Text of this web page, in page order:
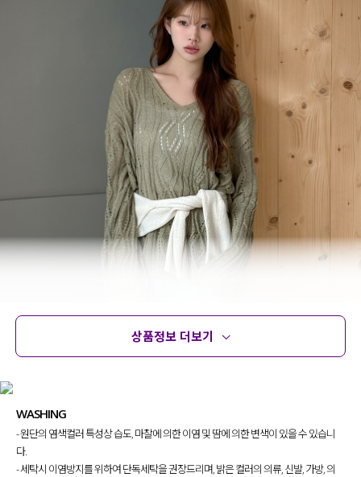
상품정보 더보기
WASHING
- 원단의 염색컬러 특성상 습도, 마찰에 의한 이염 및 땀에 의한 변색이 있을 수 있습니
다.
- 세탁시 이염방지를 위하여 단독세탁을 권장드리며, 밝은 컬러의 의류, 신발, 가방, 의